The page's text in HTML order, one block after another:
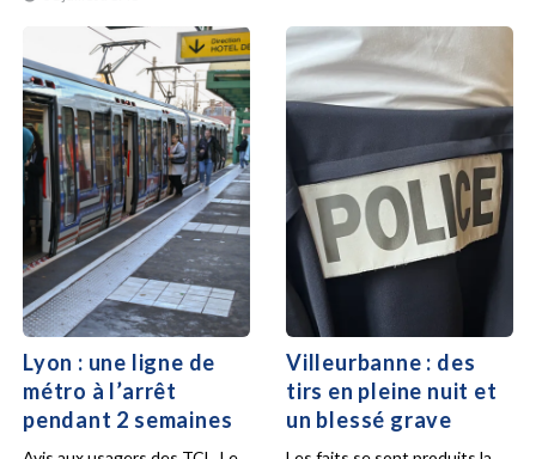
Lyon : une ligne de
métro à l’arrêt
pendant 2 semaines
Villeurbanne : des
tirs en pleine nuit et
un blessé grave